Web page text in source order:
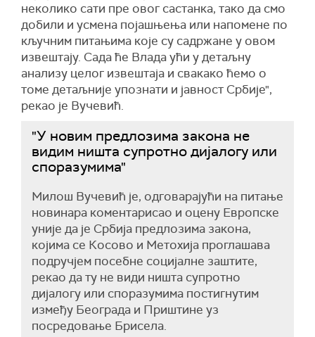
неколико сати пре овог састанка, тако да смо
добили и усмена појашњења или напомене по
кључним питањима које су садржане у овом
извештају. Сада ће Влада ући у детаљну
анализу целог извештаја и свакако ћемо о
томе детаљније упознати и јавност Србије",
рекао је Вучевић.
"У новим предлозима закона не
видим ништа супротно дијалогу или
споразумима"
Милош Вучевић је, одговарајући на питање
новинара коментарисао и оцену Европске
уније да је Србија предлозима закона,
којима се Косово и Метохија проглашава
подручјем посебне социјалне заштите,
рекао да ту не види ништа супротно
дијалогу или споразумима постигнутим
између Београда и Приштине уз
посредовање Брисела.